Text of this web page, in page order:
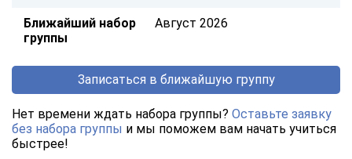
Ближайший набор
группы
Август 2026
Записаться в ближайшую группу
Нет времени ждать набора группы? Оставьте заявку
без набора группы и мы поможем вам начать учиться
быстрее!